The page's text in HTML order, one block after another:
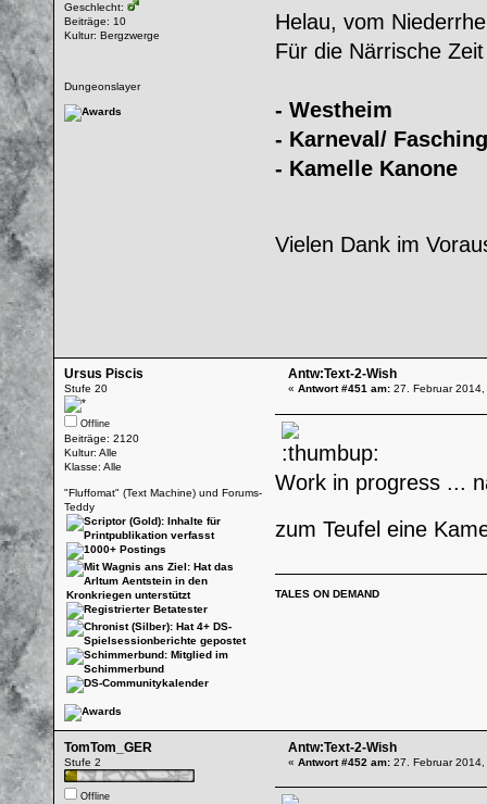
Geschlecht:
Beiträge: 10
Kultur: Bergzwerge
Dungeonslayer
Helau, vom
Für die Närrische
- Westheim
- Karneval/
- Kamelle Kanone
Vielen Dank im
Ursus Piscis
Stufe 20
Offline
Beiträge: 2120
Kultur: Alle
Klasse: Alle
"Fluffomat" (Text Machine) und Forums-
Teddy
Antw:Text-2-Wish
«Antwort #451 am: 27. Februar
Work in progress ...
zum Teufel eine
TALES ON DEMAND
TomTom_GER
Stufe 2
Offline
Antw:Text-2-Wish
«Antwort #452 am: 27. Februar